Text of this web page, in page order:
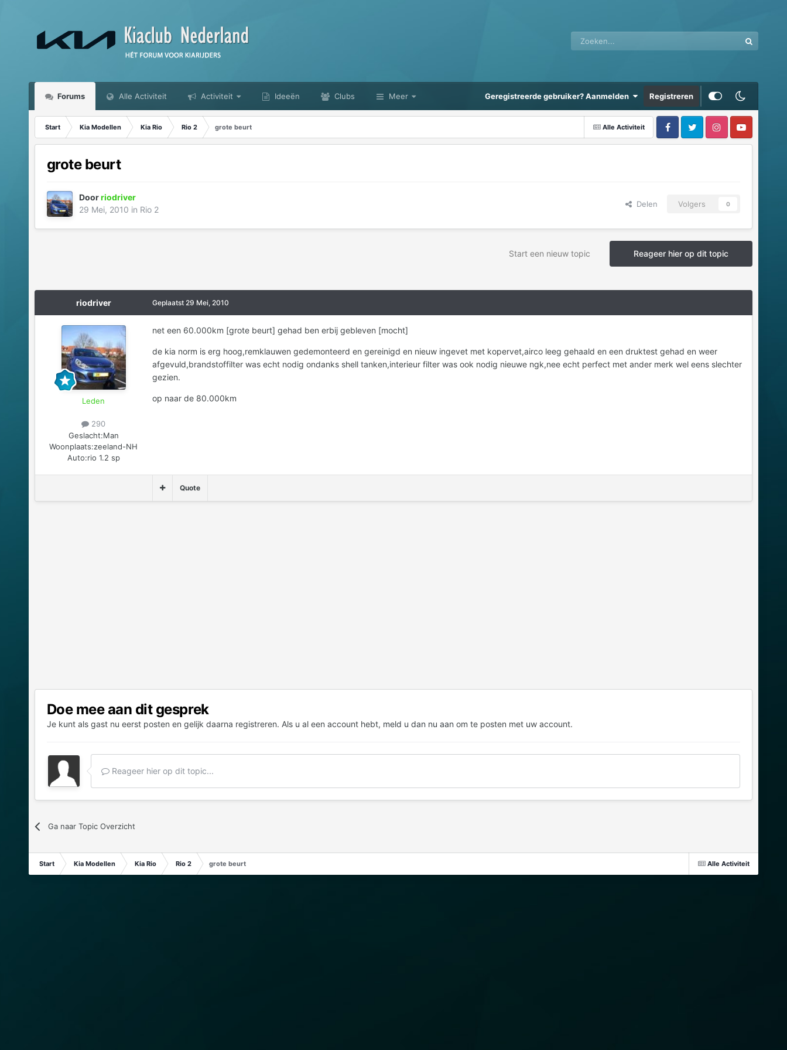
Forums Alle Activiteit Activiteit Ideeën Clubs Meer Geregistreerde gebruiker? Aanmelden Registreren
Alle Activiteit
Start Kia Modellen Kia Rio Rio 2 grote beurt
grote beurt
Doorriodriver
29 Mei, 2010 in Rio 2
Delen Volgers 0
Reageer hier op dit topic
Start een nieuw topic
riodriver
Leden
290
Geslacht:Man
Woonplaats:zeeland-NH
Auto:rio 1.2 sp
Geplaatst 29 Mei, 2010
net een 60.000km [grote beurt] gehad ben erbij gebleven [mocht]
de kia norm is erg hoog,remklauwen gedemonteerd en gereinigd en nieuw ingevet met kopervet,airco leeg gehaald en een druktest gehad en weer
afgevuld,brandstoffilter was echt nodig ondanks shell tanken,interieur filter was ook nodig nieuwe ngk,nee echt perfect met ander merk wel eens slechter
gezien.
op naar de 80.000km
Quote
Doe mee aan dit gesprek
Je kunt als gast nu eerst posten en gelijk daarna registreren. Als u al een account hebt, meld u dan nu aan om te posten met uw account.
Reageer hier op dit topic...
Ga naar Topic Overzicht
Alle Activiteit
Start Kia Modellen Kia Rio Rio 2 grote beurt